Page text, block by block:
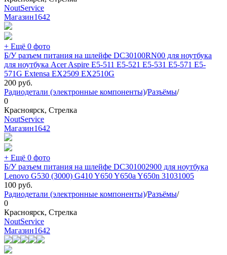
NoutService
Магазин1642
+ Ещё 0 фото
Б/У разъем питания на шлейфе DC30100RN00 для ноутбука
для ноутбука Acer Aspire E5-511 E5-521 E5-531 E5-571 E5-
571G Extensa EX2509 EX2510G
200 руб.
Радиодетали (электронные компоненты)/Разъёмы/
0
Красноярск, Стрелка
NoutService
Магазин1642
+ Ещё 0 фото
Б/У разъем питания на шлейфе DC301002900 для ноутбука
Lenovo G530 (3000) G410 Y650 Y650a Y650n 31031005
100 руб.
Радиодетали (электронные компоненты)/Разъёмы/
0
Красноярск, Стрелка
NoutService
Магазин1642